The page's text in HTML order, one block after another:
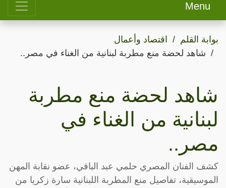
Menu
بوابة القلم
اقتصاد وأعمال
شاهد لحضة منع مطربة لبنانية من الغناء في مصر..
شاهد لحضة منع مطربة
لبنانية من الغناء في
مصر..
كشف الفنان المصري حلمي عبد الباقي، عضو نقابة المهن
الموسيقية، تفاصيل منع المطربة اللبنانية سارة زكريا من